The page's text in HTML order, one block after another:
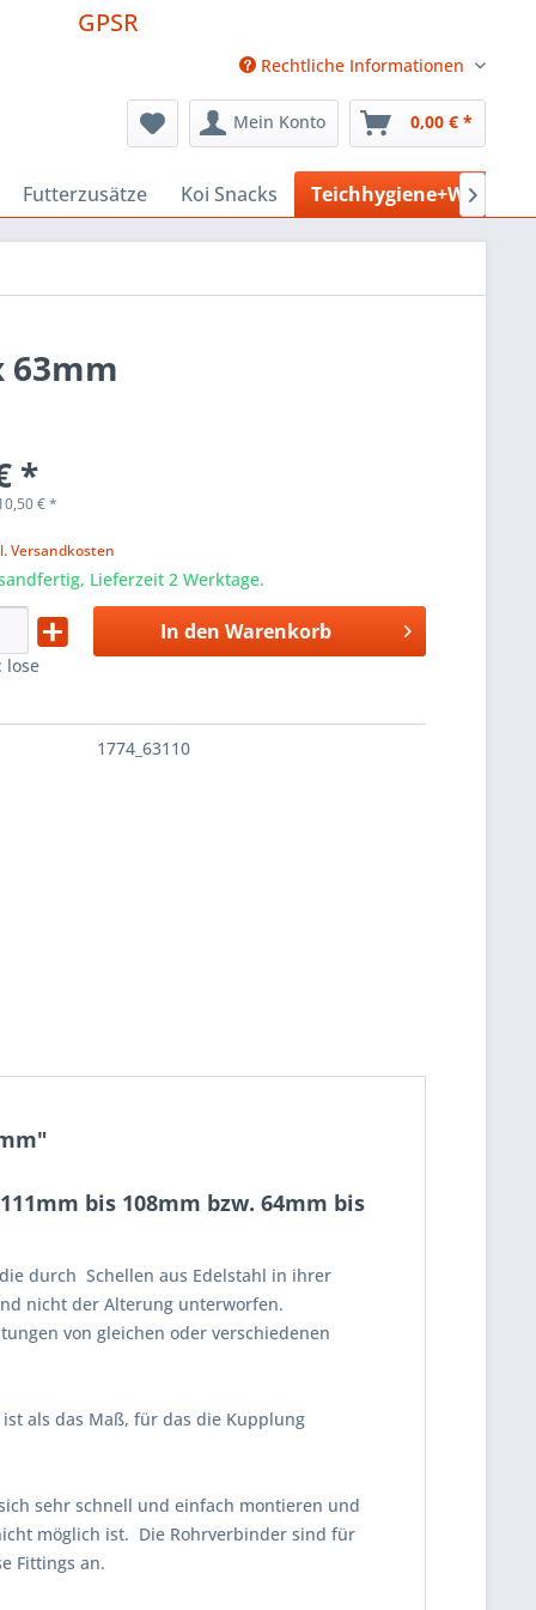
GPSR
Rechtliche Informationen
Mein Konto 0,00 € *
Futterzusätze Koi Snacks 
63mm
*
€*
Versandkosten
Lieferzeit 2 Werktage.
lose
In den Warenkorb
1774_63110
bis 108mm bzw. 64mm bis
durch Schellen aus Edelstahl in ihrer
nicht der Alterung unterworfen.
von gleichen oder verschiedenen
als das Maß, für das die Kupplung
sehr schnell und einfach montieren und
möglich ist. Die Rohrverbinder sind für
Fittings an.